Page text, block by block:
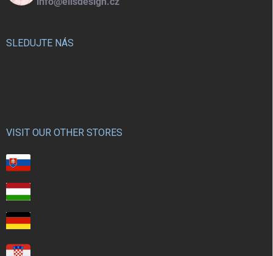
SLEDUJTE NÁS
VISIT OUR OTHER STORES